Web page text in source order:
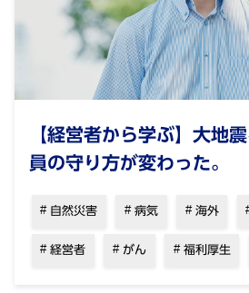
【経営者から学ぶ】大地
員の守り方が変わった。
自然災害 病気 海外
経営者 がん 福利厚生